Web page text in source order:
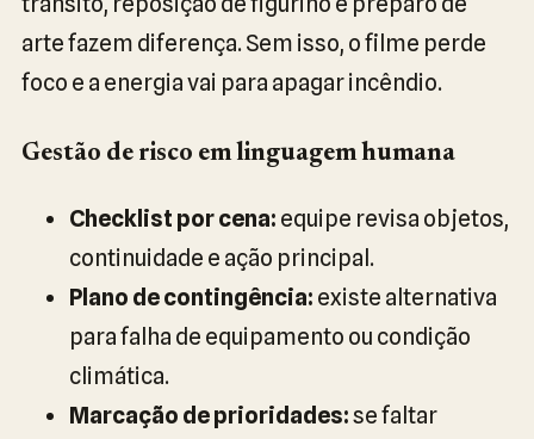
arte fazem diferença. Sem isso, o filme perde
foco e a energia vai para apagar incêndio.
Gestão de risco em linguagem humana
Checklist por cena: equipe revisa objetos,
continuidade e ação principal.
Plano de contingência: existe alternativa
para falha de equipamento ou condição
climática.
Marcação de prioridades:se faltar